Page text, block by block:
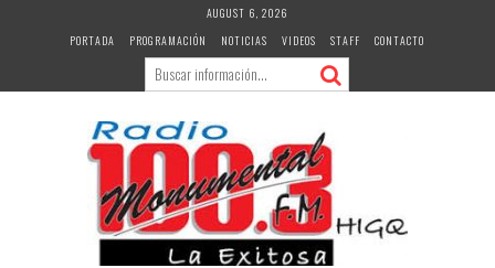
AUGUST 6, 2026
PORTADA
PROGRAMACIÓN NOTICIAS VIDEOS STAFF CONTACTO